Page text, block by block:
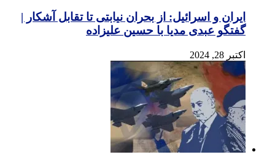
ایران و اسرائیل: از بحران نیابتی تا تقابل آشکار |
گفتگو عبدی مدیا با حسین علیزاده
اکتبر 28, 2024